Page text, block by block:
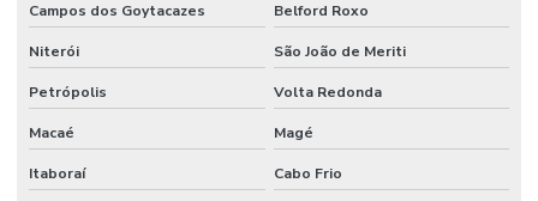
Empresa de solidificadores de resíduos para o segmento industrial
Empresa de transporte de resíduos líquidos
Empresa de transporte seguro de resíduos líquidos
Empresa de tratamento de resíduos líquidos
Campos dos Goytacazes Belford Roxo
Niterói São João de Meriti
Petrópolis Volta Redonda
Macaé Magé
Itaboraí Cabo Frio